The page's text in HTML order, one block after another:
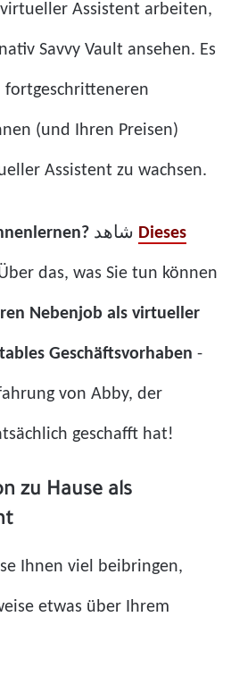
Assistent arbeiten,
Savvy Vault ansehen. Es
fortgeschritteneren
(und Ihren Preisen)
Assistent zu wachsen.
Dieses
das, was Sie tun können
Nebenjob als virtueller
Geschäftsvorhaben -
von Abby, der
geschafft hat!
zu Hause als
Ihnen viel beibringen,
etwas über Ihrem